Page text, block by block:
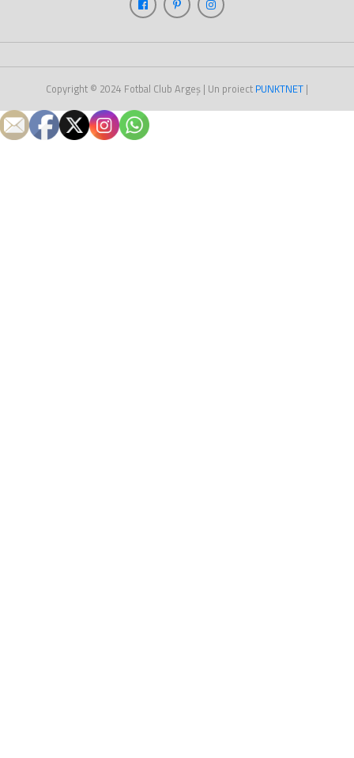
Copyright © 2024 Fotbal Club Argeș | Un proiect PUNKTNET |